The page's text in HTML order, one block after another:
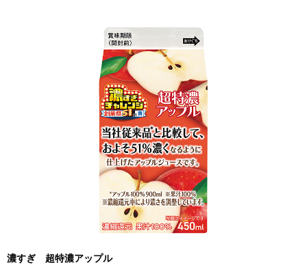
濃すぎ 超特濃アップル